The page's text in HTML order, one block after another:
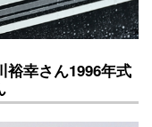
裕幸さん1996年式